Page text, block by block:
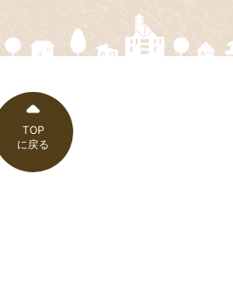
TOP
に戻る